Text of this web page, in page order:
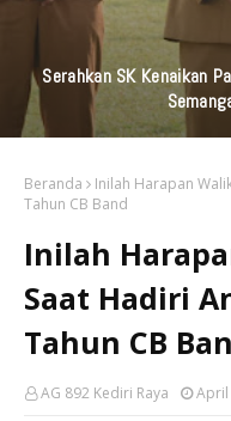
KAI Daop 7 Madiun
Ratusan Juta Untuk
Beranda
Inilah Harapan
Tahun CB Band
Inilah
Saat Hadiri
Tahun CB
AG 892 Kediri Raya April